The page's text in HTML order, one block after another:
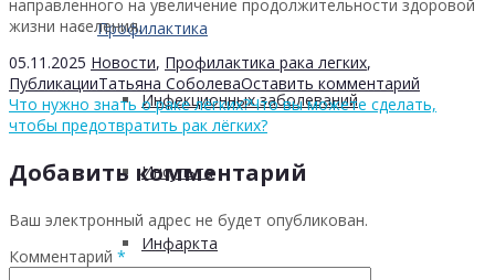
Профилактика
Инфекционных заболеваний
Инсульта
Инфаркта
направленного на увеличение продолжительности здоровой
жизни населения.
05.11.2025 Новости, Профилактика рака легких,
ПубликацииТатьяна СоболеваОставить комментарий
Что нужно знать о раке лёгких?Что вы можете сделать,
чтобы предотвратить рак лёгких?
Добавить комментарий
Ваш электронный адрес не будет опубликован.
Комментарий *